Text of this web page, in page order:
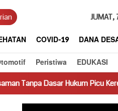
JUMAT,
COVID-19
DANA
Peristiwa EDUKASI
Picu Keresahan